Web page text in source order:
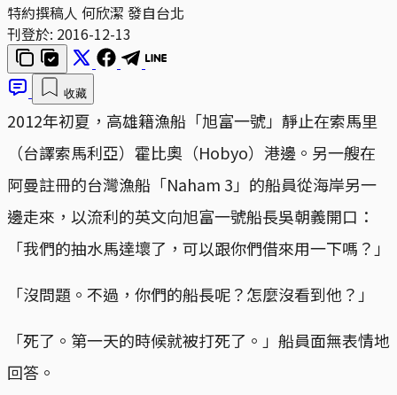
特約撰稿人 何欣潔 發自台北
刊登於: 2016-12-13
收藏
2012年初夏，高雄籍漁船「旭富一號」靜止在索馬里
（台譯索馬利亞）霍比奧（Hobyo）港邊。另一艘在
阿曼註冊的台灣漁船「Naham 3」的船員從海岸另一
邊走來，以流利的英文向旭富一號船長吳朝義開口：
「我們的抽水馬達壞了，可以跟你們借來用一下嗎？」
「沒問題。不過，你們的船長呢？怎麼沒看到他？」
「死了。第一天的時候就被打死了。」船員面無表情地
回答。